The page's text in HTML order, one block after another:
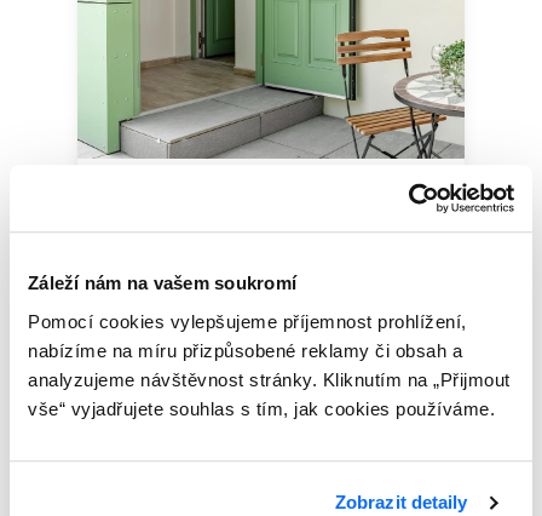
Záleží nám na vašem soukromí
Pomocí cookies vylepšujeme příjemnost prohlížení,
nabízíme na míru přizpůsobené reklamy či obsah a
analyzujeme návštěvnost stránky. Kliknutím na „Přijmout
vše“ vyjadřujete souhlas s tím, jak cookies používáme.
Zobrazit detaily